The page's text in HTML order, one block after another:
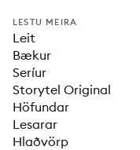
LESTU MEIRA
Leit
Bækur
Seríur
Storytel Original
Höfundar
Lesarar
Hlaðvörp